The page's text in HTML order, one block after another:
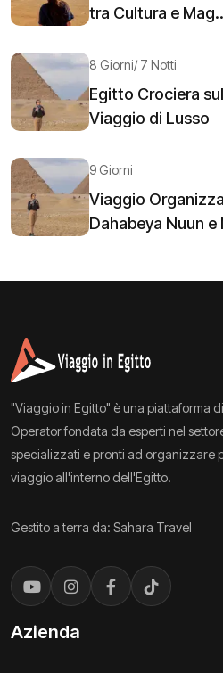
tra Cultura e
8 Giorni/ 7 Notti
Egitto Crociera
Viaggio di Lusso
9 Giorni
Viaggio
Dahabeya Nuun e
"Viaggio in Egitto" è una piattaforma
Operator fondata da esperti nel
specializzati e pronti ad organizzare
viaggio all'interno dell'Egitto.
Gestito a terra da: Sahara Travel
Azienda